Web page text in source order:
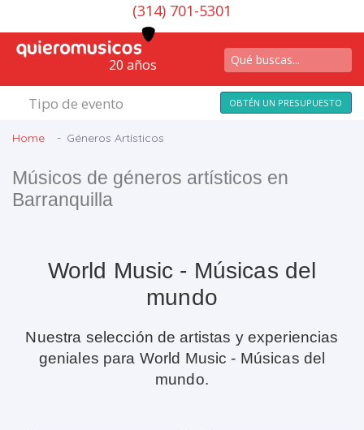
(314) 701-5301
20 años
Tipo de evento OBTÉN UN PRESUPUESTO
Home Géneros Artísticos
Músicos de géneros artísticos en
Barranquilla
World Music - Músicas del
mundo
Nuestra selección de artistas y experiencias
geniales para World Music - Músicas del
mundo.